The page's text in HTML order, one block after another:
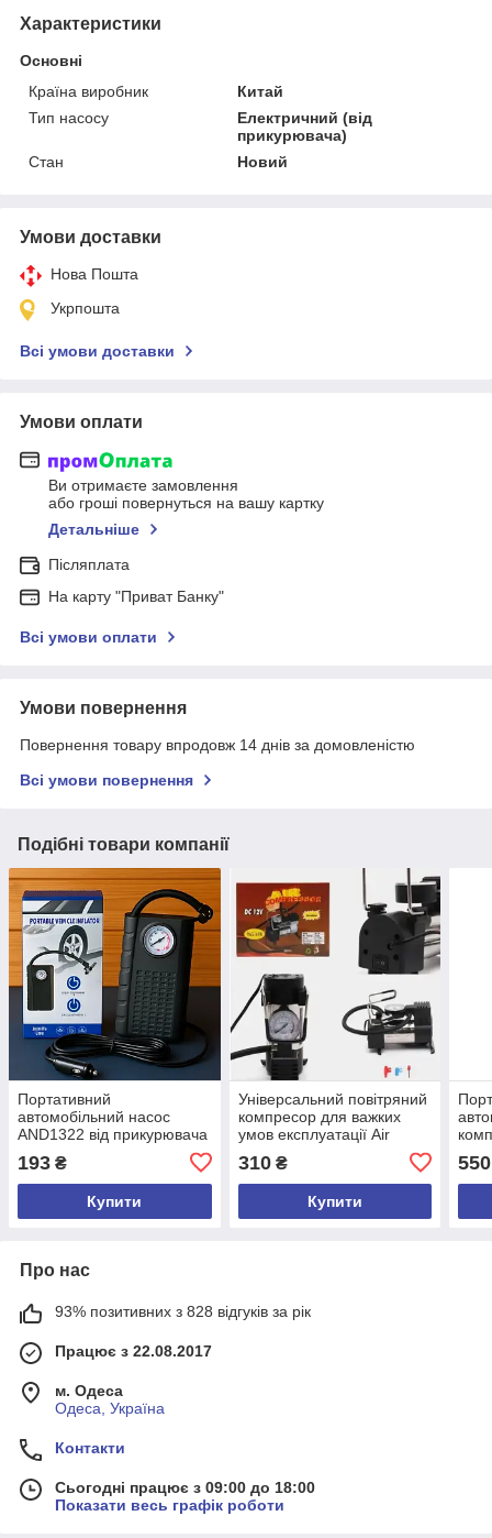
Характеристики
Основні
Країна виробник
Китай
Тип насосу
Електричний (від
прикурювача)
Стан
Новий
Умови доставки
Нова Пошта
Укрпошта
Всі умови доставки
Умови оплати
Ви отримаєте замовлення
або гроші повернуться на вашу картку
Детальніше
Післяплата
На карту "Приват Банку"
Всі умови оплати
Умови повернення
Повернення товару впродовж 14 днів за домовленістю
Всі умови повернення
Подібні товари компанії
Портативний
автомобільний насос
AND1322 від прикурювача
193 ₴
Купити
Універсальний повітряний
компресор для важких
умов експлуатації Air
310₴
Купити
550
Про нас
93% позитивних з 828 відгуків за рік
Працює з 22.08.2017
м. Одеса
Одеса, Україна
Контакти
Сьогодні працює з 09:00 до 18:00
Показати весь графік роботи